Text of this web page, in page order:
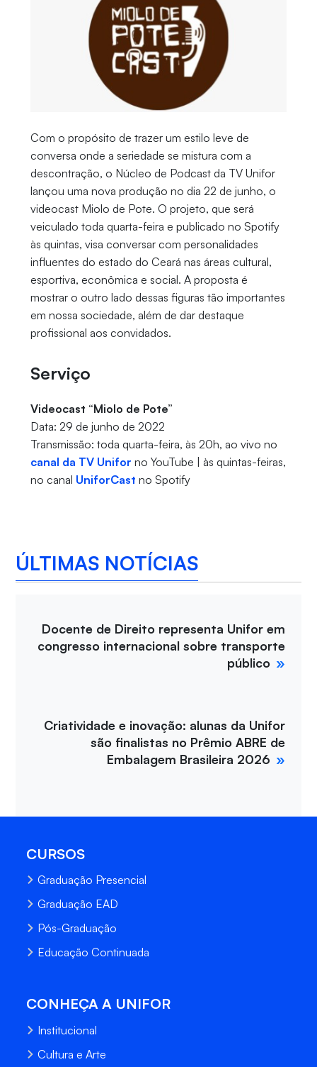
Com o propósito de trazer um estilo leve de
conversa onde a seriedade se mistura com a
descontração, o Núcleo de Podcast da TV Unifor
lançou uma nova produção no dia 22 de junho, o
videocast Miolo de Pote. O projeto, que será
veiculado toda quarta-feira e publicado no Spotify
às quintas, visa conversar com personalidades
influentes do estado do Ceará nas áreas cultural,
esportiva, econômica e social. A proposta é
mostrar o outro lado dessas figuras tão importantes
em nossa sociedade, além de dar destaque
profissional aos convidados.
Serviço
Videocast “Miolo de Pote”
Data: 29 de junho de 2022
Transmissão: toda quarta-feira, às 20h, ao vivo no
canal da TV Unifor no YouTube | às quintas-feiras,
no canal UniforCast no Spotify
ÚLTIMAS NOTÍCIAS
Docente de Direito representa Unifor em
congresso internacional sobre transporte
público
Criatividade e inovação: alunas da Unifor
são finalistas no Prêmio ABRE de
Embalagem Brasileira 2026
CURSOS
Graduação Presencial
Graduação EAD
Pós-Graduação
Educação Continuada
CONHEÇA A UNIFOR
Institucional
Cultura e Arte